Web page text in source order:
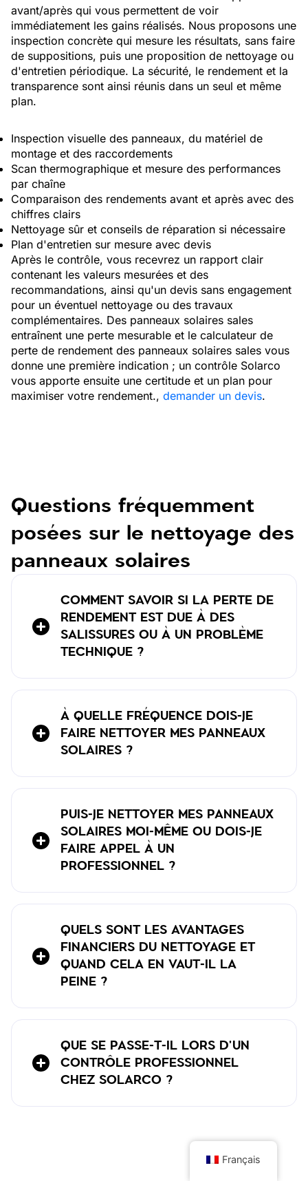
avant/après qui vous permettent de voir
immédiatement les gains réalisés. Nous proposons une
inspection concrète qui mesure les résultats, sans faire
de suppositions, puis une proposition de nettoyage ou
d'entretien périodique. La sécurité, le rendement et la
transparence sont ainsi réunis dans un seul et même
plan.
Inspection visuelle des panneaux, du matériel de
montage et des raccordements
Scan thermographique et mesure des performances
par chaîne
Comparaison des rendements avant et après avec des
chiffres clairs
Nettoyage sûr et conseils de réparation si nécessaire
Plan d'entretien sur mesure avec devis
Après le contrôle, vous recevrez un rapport clair
contenant les valeurs mesurées et des
recommandations, ainsi qu'un devis sans engagement
pour un éventuel nettoyage ou des travaux
complémentaires. Des panneaux solaires sales
entraînent une perte mesurable et le calculateur de
perte de rendement des panneaux solaires sales vous
donne une première indication ; un contrôle Solarco
vous apporte ensuite une certitude et un plan pour
maximiser votre rendement., demander un devis.
Questions fréquemment
posées sur le nettoyage des
panneaux solaires
COMMENT SAVOIR SI LA PERTE DE
RENDEMENT EST DUE À DES
SALISSURES OU À UN PROBLÈME
TECHNIQUE ?
À QUELLE FRÉQUENCE DOIS-JE
FAIRE NETTOYER MES PANNEAUX
SOLAIRES ?
PUIS-JE NETTOYER MES PANNEAUX
SOLAIRES MOI-MÊME OU DOIS-JE
FAIRE APPEL À UN
PROFESSIONNEL ?
QUELS SONT LES AVANTAGES
FINANCIERS DU NETTOYAGE ET
QUAND CELA EN VAUT-IL LA
PEINE ?
QUE SE PASSE-T-IL LORS D'UN
CONTRÔLE PROFESSIONNEL
CHEZ SOLARCO ?
Français